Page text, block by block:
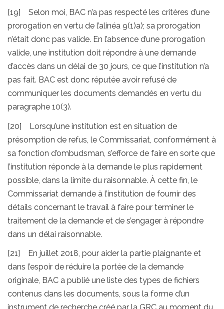
[19] Selon moi, BAC n’a pas respecté les critères d’une
prorogation en vertu de l’alinéa 9(1)a); sa prorogation
n’était donc pas valide. En l’absence d’une prorogation
valide, une institution doit répondre à une demande
d’accès dans un délai de 30 jours, ce que l’institution n’a
pas fait. BAC est donc réputée avoir refusé de
communiquer les documents demandés en vertu du
paragraphe 10(3).
[20] Lorsqu’une institution est en situation de
présomption de refus, le Commissariat, conformément à
sa fonction d’ombudsman, s’efforce de faire en sorte que
l’institution réponde à la demande le plus rapidement
possible, dans la limite du raisonnable. À cette fin, le
Commissariat demande à l’institution de fournir des
détails concernant le travail à faire pour terminer le
traitement de la demande et de s’engager à répondre
dans un délai raisonnable.
[21] En juillet 2018, pour aider la partie plaignante et
dans l’espoir de réduire la portée de la demande
originale, BAC a publié une liste des types de fichiers
contenus dans les documents, sous la forme d’un